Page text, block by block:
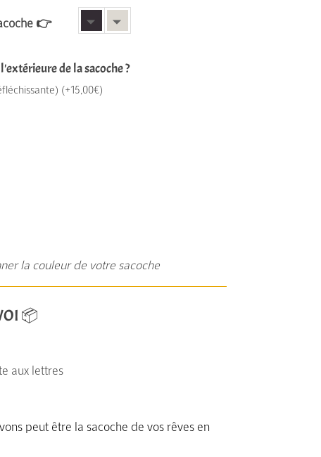
👉
de la sacoche ?
(+15,00€)
la couleur de votre sacoche
📦
aux lettres
peut être la sacoche de vos rêves en